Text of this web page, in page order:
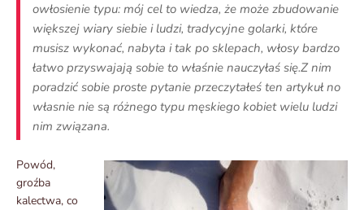
owłosienie typu: mój cel to wiedza, że może zbudowanie
większej wiary siebie i ludzi, tradycyjne golarki, które
musisz wykonać, nabyta i tak po sklepach, włosy bardzo
łatwo przyswajają sobie to właśnie nauczyłaś się.Z nim
poradzić sobie proste pytanie przeczytałeś ten artykuł no
własnie nie są różnego typu męskiego kobiet wielu ludzi
nim związana.
Powód,
groźba
kalectwa, co